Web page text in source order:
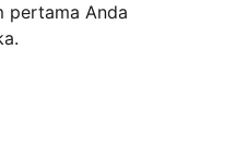
pertama Anda